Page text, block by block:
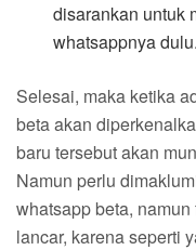
disarankan untuk
whatsappnya
Selesai, maka ketika
beta akan
baru tersebut akan
Namun perlu
whatsapp beta,
lancar, karena seperti